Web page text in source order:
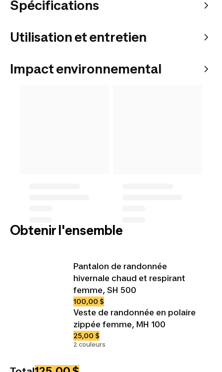
Spécifications
Utilisation et entretien
Impact environnemental
Obtenir l'ensemble
Pantalon de randonnée
hivernale chaud et respirant
femme, SH 500
100,00 $
Veste de randonnée en polaire
zippée femme, MH 100
25,00 $
2 couleurs